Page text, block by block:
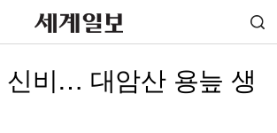
신비… 대암산 용늪 생